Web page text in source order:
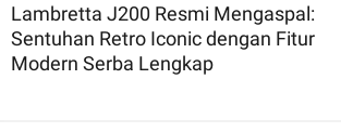
Lambretta J200 Resmi Mengaspal:
Sentuhan Retro Iconic dengan Fitur
Modern Serba Lengkap